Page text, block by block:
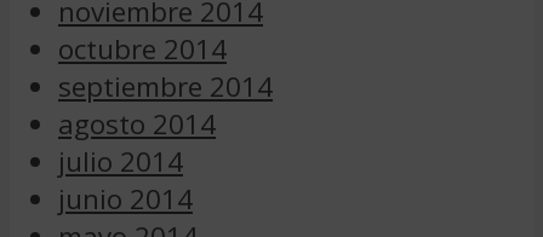
noviembre 2014
octubre 2014
septiembre 2014
agosto 2014
julio 2014
junio 2014